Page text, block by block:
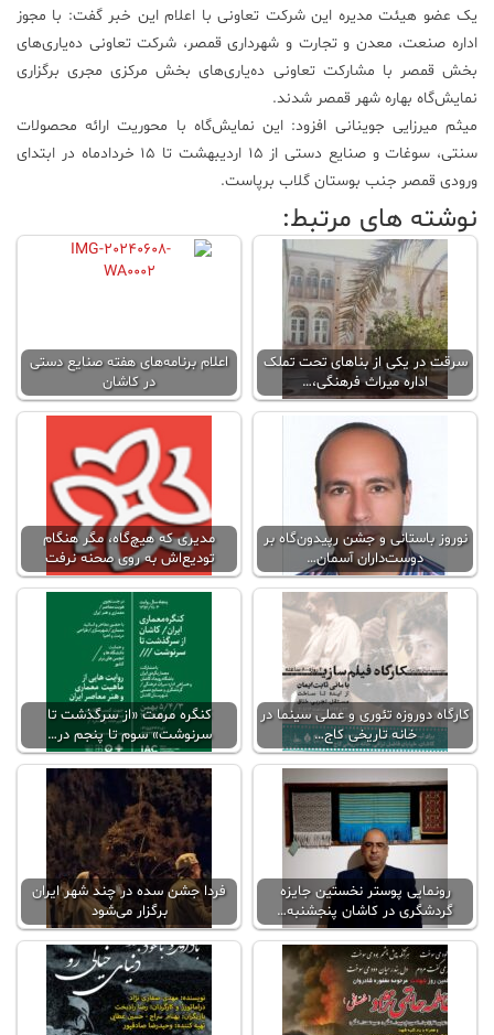
پادکست
مجله
فرهنگی
هنری
یک عضو هیئت مدیره این شرکت تعاونی با اعلام این خبر گفت: با مجوز
اداره صنعت، معدن و تجارت و شهرداری قمصر، شرکت تعاونی ده‌یاری‌های
بخش قمصر با مشارکت تعاونی ده‌یاری‌های بخش مرکزی مجری برگزاری
نمایش‌گاه بهاره شهر قمصر شدند.
میثم میرزایی جوینانی افزود: این نمایش‌گاه با محوریت ارائه محصولات
سنتی، سوغات و صنایع دستی از ۱۵ اردیبهشت‌ تا ۱۵ خردادماه در ابتدای
ورودی قمصر جنب بوستان گلاب برپاست.
نوشته های مرتبط:
سرقت در یکی از بناهای تحت تملک
اداره میراث فرهنگی،…
اعلام برنامه‌های هفته صنایع دستی
در کاشان
نوروز باستانی و جشن رپیدون‌گاه بر
دوست‌داران آسمان…
مدیری که هیچ‌گاه، مگر هنگام
تودیع‌اش به روی صحنه نرفت
کارگاه دوروزه تئوری و عملی سینما در
خانه تاریخی کاج…
کنگره مرمت «از سرگذشت تا
سرنوشت» سوم تا پنجم در…
رونمایی پوستر نخستین جایزه
گردشگری در کاشان پنجشنبه…
فردا جشن سده در چند شهر ایران
برگزار می‌شود